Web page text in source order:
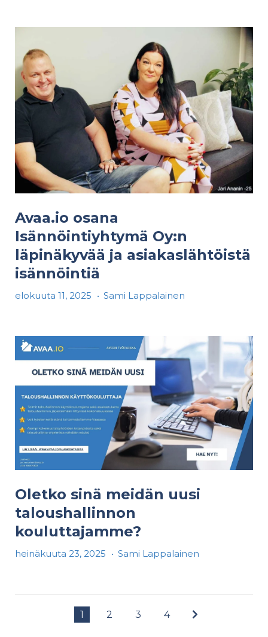
Avaa.io osana
Isännöintiyhtymä Oy:n
läpinäkyvää ja asiakaslähtöistä
isännöintiä
elokuuta 11, 2025 • Sami Lappalainen
Oletko sinä meidän uusi
taloushallinnon
kouluttajamme?
heinäkuuta 23, 2025 • Sami Lappalainen
1 2 3 4